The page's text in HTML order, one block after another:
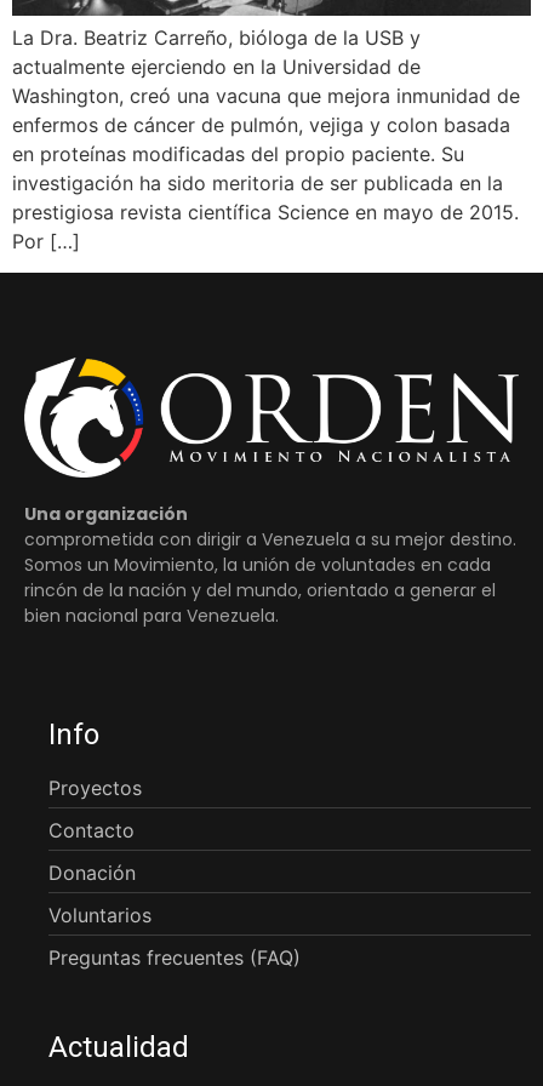
La Dra. Beatriz Carreño, bióloga de la USB y
actualmente ejerciendo en la Universidad de
Washington, creó una vacuna que mejora inmunidad de
enfermos de cáncer de pulmón, vejiga y colon basada
en proteínas modificadas del propio paciente. Su
investigación ha sido meritoria de ser publicada en la
prestigiosa revista científica Science en mayo de 2015.
Por […]
Una organización
comprometida con dirigir a Venezuela a su mejor destino.
Somos un Movimiento, la unión de voluntades en cada
rincón de la nación y del mundo, orientado a generar el
bien nacional para Venezuela.
Info
Proyectos
Contacto
Donación
Voluntarios
Preguntas frecuentes (FAQ)
Actualidad